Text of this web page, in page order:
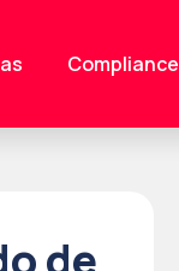
Compliance